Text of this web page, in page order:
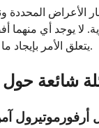
الأعراض المحددة
لا يوجد أي
يتعلق الأمر بإيجاد ما يناسب حالتك الفردية.
شائعة
أرفورموتيرول